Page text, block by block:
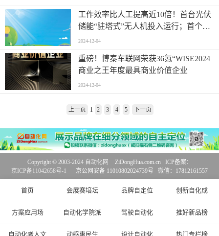
工作效率比人工提高近10倍！首台光伏
储能“驻塔式”无人机投入运行；首个国
际标准认证 阿里云AI平台PAI领跑行业
2024-12-04
重磅！博泰车联网荣获36氪“WISE2024
商业之王年度最具商业价值企业
2024-12-04
上一页 1 2 3 4 5 下一页
首页 会展赛培坛 品牌自定位 创新自化成
方案应用场 自动化学院派 驾驶自动化 推好新品榜
自动化者人文 动感惠民生 设计自动化 热门专栏榜
Copyright © 2003-2024 自动化网
ZiDongHua.com.cn ICP备案：
京ICP备11042658号-1
京公网安备 11010802024739号 微信：17812161557